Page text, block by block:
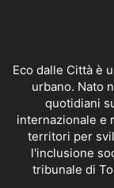
Eco dalle Città è
urbano. Nato
quotidiani
internazionale e
territori per
l'inclusione
tribunale di